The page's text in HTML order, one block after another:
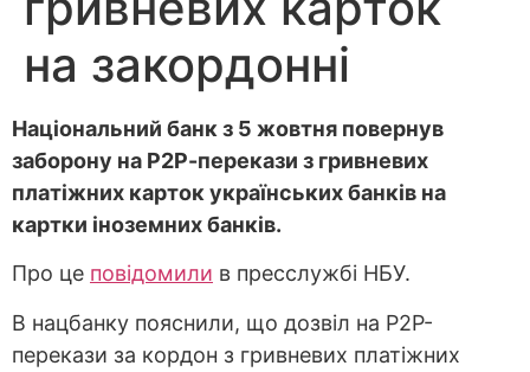
на закордонні
Національний банк з 5 жовтня повернув
заборону на Р2Р-перекази з гривневих
платіжних карток українських банків на
картки іноземних банків.
Про це повідомили в пресслужбі НБУ.
В нацбанку пояснили, що дозвіл на Р2Р-
перекази за кордон з гривневих платіжних